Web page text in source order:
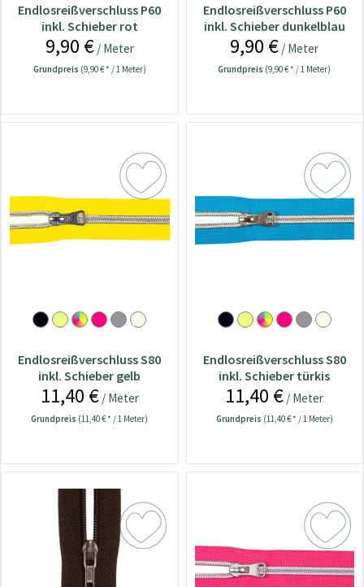
Endlosreißverschluss P60
inkl. Schieber rot
9,90 €/ Meter
Grundpreis (9,90 € * / 1 Meter)
Endlosreißverschluss P60
inkl. Schieber dunkelblau
9,90 € / Meter
Grundpreis (9,90 € * / 1 Meter)
Endlosreißverschluss S80
inkl. Schieber gelb
11,40 €/ Meter
Grundpreis (11,40 € * / 1 Meter)
Endlosreißverschluss S80
inkl. Schieber türkis
11,40 € / Meter
Grundpreis (11,40 € * / 1 Meter)